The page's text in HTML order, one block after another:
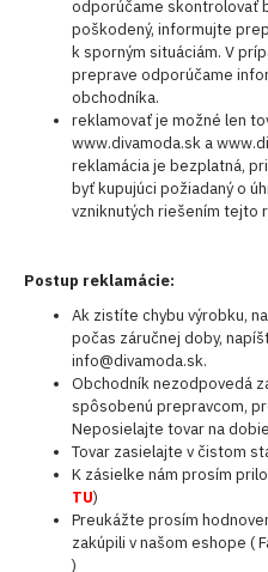
odporúčame skontrolovať
poškodený, informujte
k sporným situáciám. V
preprave odporúčame
obchodníka.
reklamovať je možné len
www.divamoda.sk a
reklamácia je bezplatná,
byť kupujúci požiadaný o
vzniknutých riešením tejto
Postup reklamácie:
Ak zistíte chybu výrobku,
počas záručnej doby,
info@divamoda.sk.
Obchodník nezodpovedá
spôsobenú prepravcom,
Neposielajte tovar na
Tovar zasielajte v čistom
K zásielke nám prosím
TU)
Preukážte prosím
zakúpili v našom eshope (
)